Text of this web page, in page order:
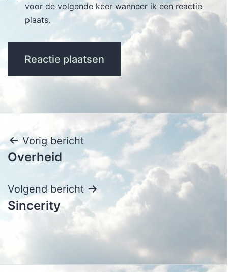
voor de volgende keer wanneer ik een reactie
plaats.
Bericht
navigatie
Vorig bericht
Overheid
Volgend bericht
Sincerity